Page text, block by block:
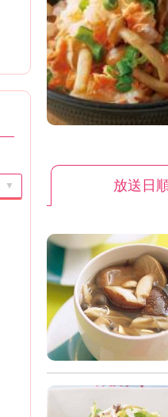
ュ
ケ
ー
シ
ョ
ナ
ル
「
う
の
料
理
」
▼ 放送日